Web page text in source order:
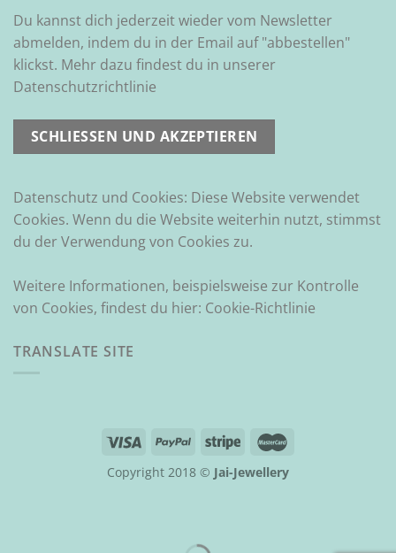
Du kannst dich jederzeit wieder vom Newsletter
abmelden, indem du in der Email auf "abbestellen"
klickst. Mehr dazu findest du in unserer
Datenschutzrichtlinie
Datenschutz und Cookies: Diese Website verwendet
Cookies. Wenn du die Website weiterhin nutzt, stimmst
du der Verwendung von Cookies zu.
Weitere Informationen, beispielsweise zur Kontrolle
von Cookies, findest du hier: Cookie-Richtlinie
TRANSLATE SITE
Copyright 2018 © Jai-Jewellery